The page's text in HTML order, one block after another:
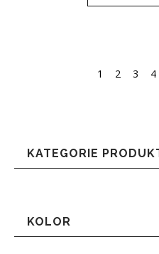
1 2 3 4
KATEGORIE
KOLOR